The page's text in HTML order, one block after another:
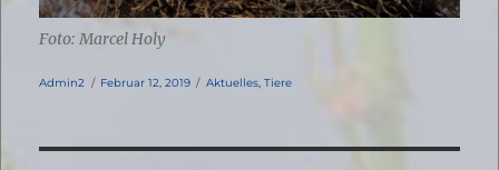
Foto: Marcel Holy
Autor
Admin2
Veröffentlicht
Februar 12, 2019 Kategorien
Aktuelles, Tiere